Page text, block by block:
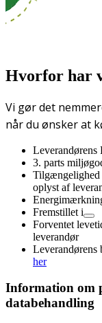
Hvorfor har
Vi gør det
når du ønsker at
Leverandørens
3. parts
Tilgængelighed
oplyst af
Fremstillet i
Forventet
leverandør
Leverandørens
her
Information om
databehandling